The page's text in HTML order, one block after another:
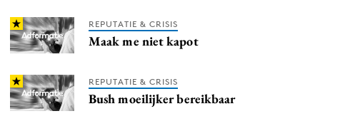
REPUTATIE & CRISIS
Maak me niet kapot
REPUTATIE & CRISIS
Bush moeilijker bereikbaar